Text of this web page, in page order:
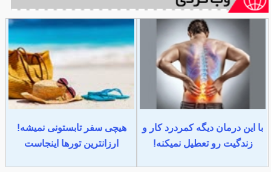
با این درمان دیگه کمردرد کار و
زندگیت رو تعطیل نمیکنه!
هیچی سفر تابستونی نمیشه!
ارزانترین تورها اینجاست